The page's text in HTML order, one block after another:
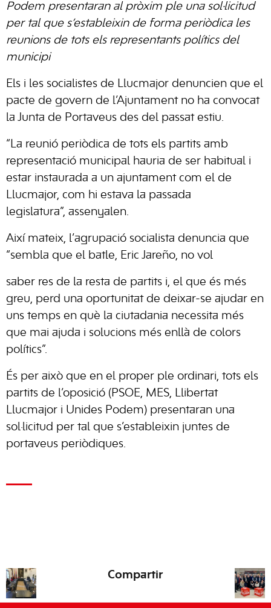
Podem presentaran al pròxim ple una sol·licitud
per tal que s’estableixin de forma periòdica les
reunions de tots els representants polítics del
municipi
Els i les socialistes de Llucmajor denuncien que el
pacte de govern de l’Ajuntament no ha convocat
la Junta de Portaveus des del passat estiu.
“La reunió periòdica de tots els partits amb
representació municipal hauria de ser habitual i
estar instaurada a un ajuntament com el de
Llucmajor, com hi estava la passada
legislatura”, assenyalen.
Així mateix, l’agrupació socialista denuncia que
“sembla que el batle, Eric Jareño, no vol
saber res de la resta de partits i, el que és més
greu, perd una oportunitat de deixar-se ajudar en
uns temps en què la ciutadania necessita més
que mai ajuda i solucions més enllà de colors
polítics”.
És per això que en el proper ple ordinari, tots els
partits de l’oposició (PSOE, MES, Llibertat
Llucmajor i Unides Podem) presentaran una
sol·licitud per tal que s’estableixin juntes de
portaveus periòdiques.
Compartir